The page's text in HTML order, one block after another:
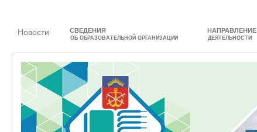
Новости СВЕДЕНИЯ
ОБ ОБРАЗОВАТЕЛЬНОЙ ОРГАНИЗАЦИИ
НАПРАВЛЕНИЕ
ДЕЯТЕЛЬНОСТИ